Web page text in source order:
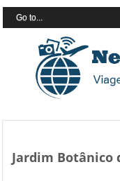
Jardim Botânico